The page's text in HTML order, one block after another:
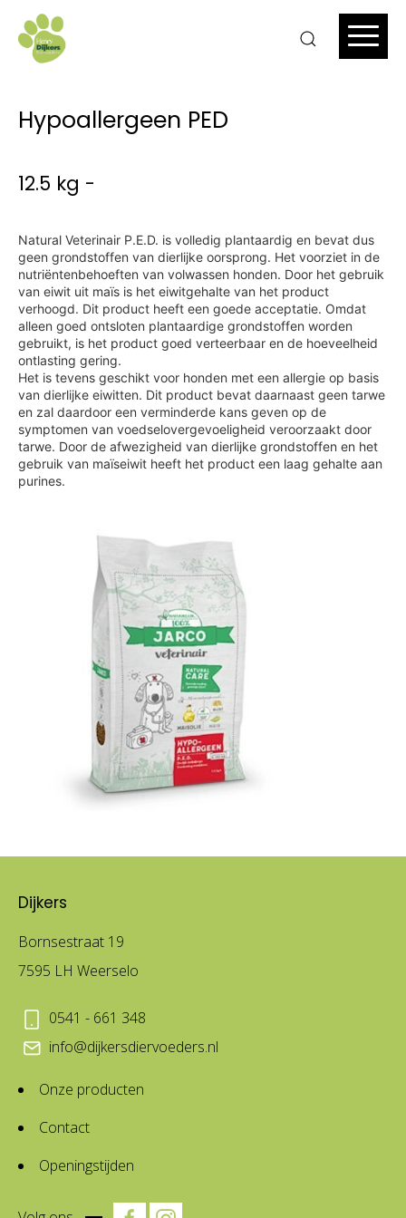
Hypoallergeen PED
12.5 kg -
Natural Veterinair P.E.D. is volledig plantaardig en bevat dus
geen grondstoffen van dierlijke oorsprong. Het voorziet in de
nutriënten­behoeften van volwassen honden. Door het gebruik
van eiwit uit maïs is het eiwitgehalte van het product
verhoogd. Dit product heeft een goede acceptatie. Omdat
alleen goed ontsloten plantaardige grondstoffen worden
gebruikt, is het product goed verteerbaar en de hoeveelheid
ontlasting gering.
Het is tevens geschikt voor honden met een allergie op basis
van dierlijke eiwitten. Dit product bevat daarnaast geen tarwe
en zal daardoor een verminderde kans geven op de
symptomen van voedselovergevoeligheid veroorzaakt door
tarwe. Door de afwezigheid van dierlijke grondstoffen en het
gebruik van maïseiwit heeft het product een laag gehalte aan
purines.
Dijkers
Bornsestraat 19
7595 LH Weerselo
0541 - 661 348
info@dijkersdiervoeders.nl
Onze producten
Contact
Openingstijden